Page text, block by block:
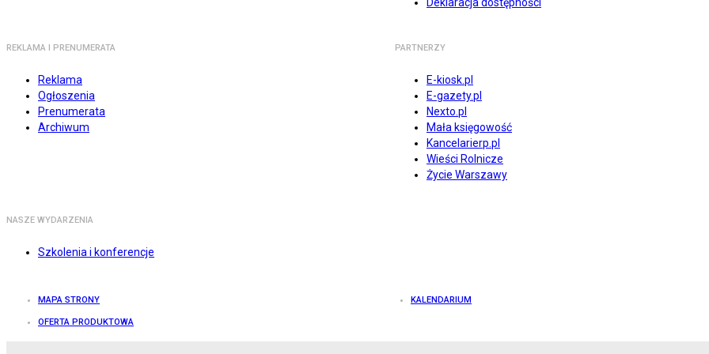
REKLAMA I PRENUMERATA
Reklama
Ogłoszenia
Prenumerata
Archiwum
PARTNERZY
E-kiosk.pl
E-gazety.pl
Nexto.pl
Mała księgowość
Kancelarierp.pl
Wieści Rolnicze
Życie Warszawy
NASZE WYDARZENIA
Szkolenia i konferencje
MAPA STRONY KALENDARIUM
OFERTA PRODUKTOWA